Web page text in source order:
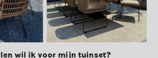
wil ik voor mijn tuinset?